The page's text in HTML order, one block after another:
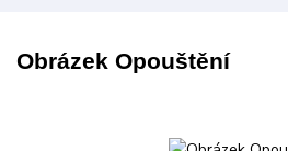
Obrázek Opouštění